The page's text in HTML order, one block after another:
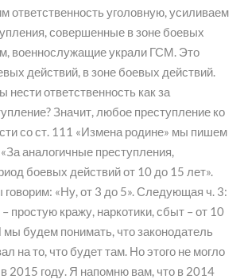
ответственность уголовную, усиливаем
совершенные в зоне боевых
военнослужащие украли ГСМ. Это
действий, в зоне боевых действий.
ответственность как за
Значит, любое преступление ко
со ст. 111 «Измена родине» мы пишем
аналогичные преступления,
боевых действий от 10 до 15 лет».
«Ну, от 3 до 5». Следующая ч. 3:
простую кражу, наркотики, сбыт – от 10
мы будем понимать, что законодатель
на то, что будет там. Но этого не могло
2015 году. Я напомню вам, что в 2014